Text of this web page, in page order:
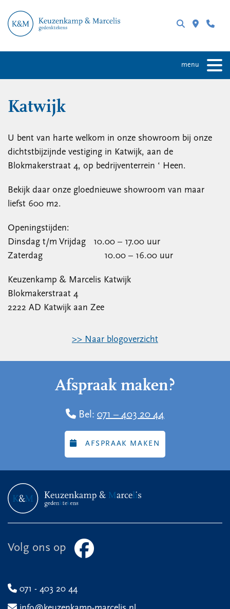
menu
Katwijk
U bent van harte welkom in onze showroom bij onze
dichtstbijzijnde vestiging in Katwijk, aan de
Blokmakerstraat 4, op bedrijventerrein ‘ Heen.
Bekijk daar onze gloednieuwe showroom van maar
liefst 600 m2.
Openingstijden:
Dinsdag t/m Vrijdag 10.00 – 17.00 uur
Zaterdag 10.00 – 16.00 uur
Keuzenkamp & Marcelis Katwijk
Blokmakerstraat 4
2222 AD Katwijk aan Zee
>> Naar blogoverzicht
Afspraak maken?
Bel: 071 – 403 20 44
AFSPRAAK MAKEN
Volg ons op
071 - 403 20 44